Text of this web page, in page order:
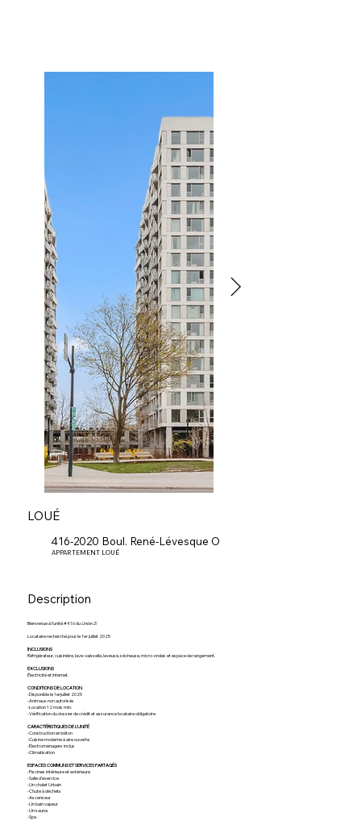
416-2020 Boul. René-Lévesque O
APPARTEMENT LOUÉ
LOUÉ
Description
Bienvenue à l’unité #416 duUnion 2!
Locataire recherché pour le 1er juillet 2025
INCLUSIONS
Réfrigérateur, cuisinière, lave-vaisselle, laveuse, sécheuse, micro-ondes et espace de rangement.
EXCLUSIONS
Électricité et internet.
CONDITIONS DE LOCATION
-Disponible le 1erjuillet 2025
-Animaux non autorisés
-Location 12 mois min.
-Vérification du dossier de crédit et assurance locataire obligatoire
CARACTÉRISTIQUES DE L'UNITÉ
-Construction en béton
-Cuisine moderne à aire ouverte
-Électroménagers inclus
-Climatisation
ESPACES COMMUNS ET SERVICES PARTAGÉS
-Piscines intérieure et extérieure
-Salle d’exercice
-Un chalet Urbain
-Chute à déchets
-Ascenseur
-Un bain vapeur
-Un sauna
-Spa